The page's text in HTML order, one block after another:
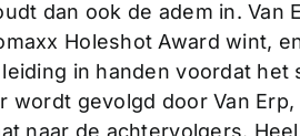
dan ook de adem in. Van
Holeshot Award wint,
in handen voordat
wordt gevolgd door Van
naar de achtervolgers.